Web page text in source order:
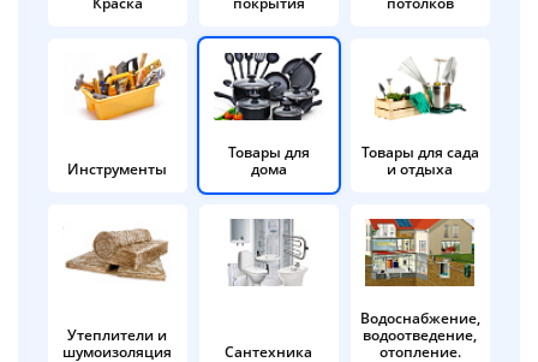
Инструменты
Товары для
дома
Товары для сада
и отдыха
Утеплители и
шумоизоляция
Сантехника
Водоснабжение,
водоотведение,
отопление.
Добавляйте товары
в корзину
Оплачивайте сегодня только
25% картой любого банка
Получайте товар
выбранный способом